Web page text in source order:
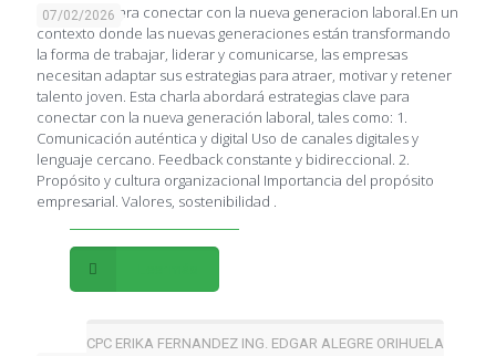
07/02/2026
Estrategias para conectar con la nueva generacion laboral.En un
contexto donde las nuevas generaciones están transformando
la forma de trabajar, liderar y comunicarse, las empresas
necesitan adaptar sus estrategias para atraer, motivar y retener
talento joven. Esta charla abordará estrategias clave para
conectar con la nueva generación laboral, tales como: 1.
Comunicación auténtica y digital Uso de canales digitales y
lenguaje cercano. Feedback constante y bidireccional. 2.
Propósito y cultura organizacional Importancia del propósito
empresarial. Valores, sostenibilidad .
CPC ERIKA FERNANDEZ ING. EDGAR ALEGRE ORIHUELA